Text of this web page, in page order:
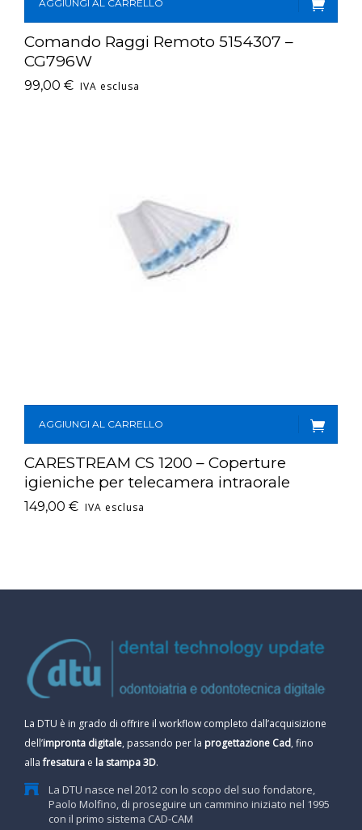
AGGIUNGI AL CARRELLO
Comando Raggi Remoto 5154307 –
CG796W
99,00 € IVA esclusa
AGGIUNGI AL CARRELLO
CARESTREAM CS 1200 – Coperture
igieniche per telecamera intraorale
149,00 € IVA esclusa
La DTU è in grado di offrire il workflow completo dall’acquisizione
dell’impronta digitale, passando per la progettazione Cad, fino
allafresatura e la stampa 3D.
La DTU nasce nel 2012 con lo scopo del suo fondatore,
Paolo Molfino, di proseguire un cammino iniziato nel 1995
con il primo sistema CAD-CAM